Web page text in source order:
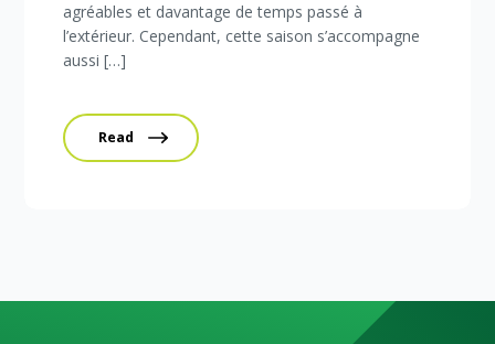
agréables et davantage de temps passé à
l’extérieur. Cependant, cette saison s’accompagne
aussi […]
Read